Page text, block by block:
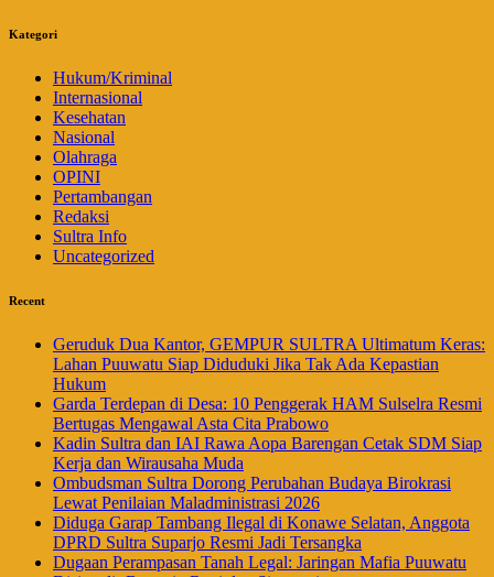
Kategori
Hukum/Kriminal
Internasional
Kesehatan
Nasional
Olahraga
OPINI
Pertambangan
Redaksi
Sultra Info
Uncategorized
Recent
Geruduk Dua Kantor, GEMPUR SULTRA Ultimatum Keras:
Lahan Puuwatu Siap Diduduki Jika Tak Ada Kepastian
Hukum
Garda Terdepan di Desa: 10 Penggerak HAM Sulselra Resmi
Bertugas Mengawal Asta Cita Prabowo
Kadin Sultra dan IAI Rawa Aopa Barengan Cetak SDM Siap
Kerja dan Wirausaha Muda
Ombudsman Sultra Dorong Perubahan Budaya Birokrasi
Lewat Penilaian Maladministrasi 2026
Diduga Garap Tambang Ilegal di Konawe Selatan, Anggota
DPRD Sultra Suparjo Resmi Jadi Tersangka
Dugaan Perampasan Tanah Legal: Jaringan Mafia Puuwatu